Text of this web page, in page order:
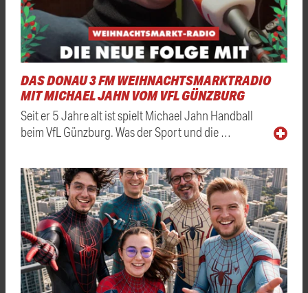
DAS DONAU 3 FM WEIHNACHTSMARKTRADIO
MIT MICHAEL JAHN VOM VFL GÜNZBURG
Seit er 5 Jahre alt ist spielt Michael Jahn Handball
beim VfL Günzburg. Was der Sport und die …